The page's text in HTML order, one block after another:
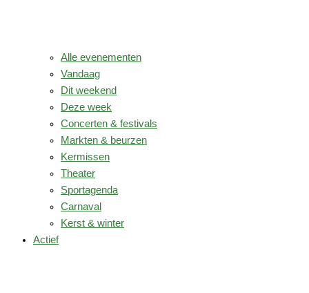
Alle evenementen
Vandaag
Dit weekend
Deze week
Concerten & festivals
Markten & beurzen
Kermissen
Theater
Sportagenda
Carnaval
Kerst & winter
Actief